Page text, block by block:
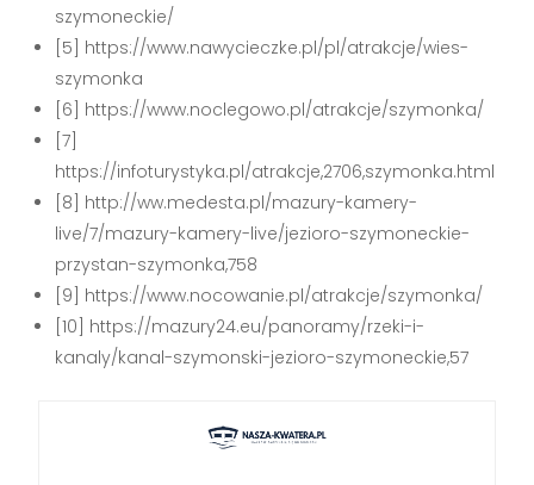
szymoneckie/
[5] https://www.nawycieczke.pl/pl/atrakcje/wies-
szymonka
[6] https://www.noclegowo.pl/atrakcje/szymonka/
[7]
https://infoturystyka.pl/atrakcje,2706,szymonka.html
[8] http://ww.medesta.pl/mazury-kamery-
live/7/mazury-kamery-live/jezioro-szymoneckie-
przystan-szymonka,758
[9] https://www.nocowanie.pl/atrakcje/szymonka/
[10] https://mazury24.eu/panoramy/rzeki-i-
kanaly/kanal-szymonski-jezioro-szymoneckie,57